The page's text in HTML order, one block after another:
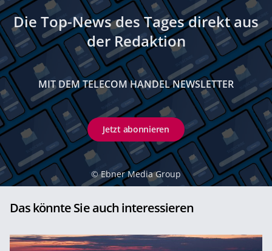
Die Top-News des Tages direkt aus
der Redaktion
MIT DEM TELECOM HANDEL NEWSLETTER
Jetzt abonnieren
© Ebner Media Group
Das könnte Sie auch interessieren